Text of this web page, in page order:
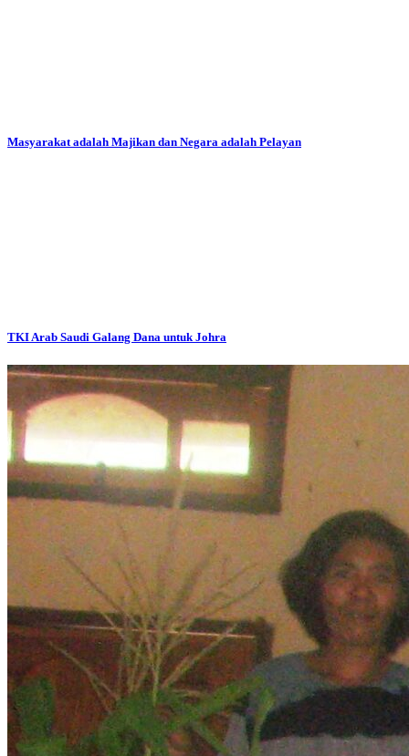
Masyarakat adalah Majikan dan Negara adalah Pelayan
TKI Arab Saudi Galang Dana untuk Johra